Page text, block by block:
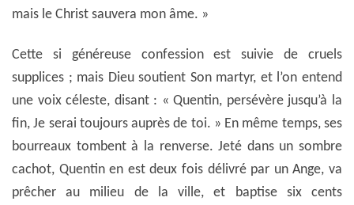
mais le Christ sauvera mon âme. »
Cette si généreuse confession est suivie de cruels
supplices ; mais Dieu soutient Son martyr, et l’on entend
une voix céleste, disant : « Quentin, persévère jusqu’à la
fin, Je serai toujours auprès de toi. » En même temps, ses
bourreaux tombent à la renverse. Jeté dans un sombre
cachot, Quentin en est deux fois délivré par un Ange, va
prêcher au milieu de la ville, et baptise six cents